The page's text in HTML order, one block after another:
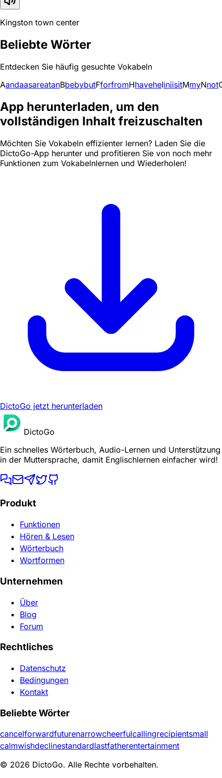
Kingston town center
Beliebte Wörter
Entdecken Sie häufig gesuchte Vokabeln
AandaasareatanBbebybutFforfromHhaveheIiniisitMmyNnot
App herunterladen, um den
vollständigen Inhalt freizuschalten
Möchten Sie Vokabeln effizienter lernen? Laden Sie die
DictoGo-App herunter und profitieren Sie von noch mehr
Funktionen zum Vokabelnlernen und Wiederholen!
DictoGo jetzt herunterladen
DictoGo
Ein schnelles Wörterbuch, Audio-Lernen und Unterstützung
in der Muttersprache, damit Englischlernen einfacher wird!
Produkt
Funktionen
Hören & Lesen
Wörterbuch
Wortformen
Unternehmen
Über
Blog
Forum
Rechtliches
Datenschutz
Bedingungen
Kontakt
Beliebte Wörter
cancelforwardfuturenarrowcheerfulcallingrecipientsmall
calmwishdeclinestandardlastfatherentertainment
© 2026 DictoGo. Alle Rechte vorbehalten.